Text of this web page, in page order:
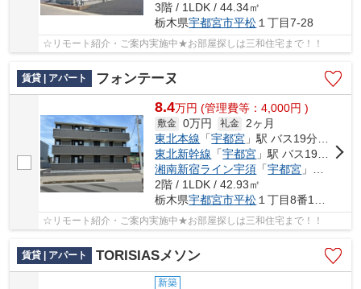
3階 / 1LDK / 44.34㎡
栃木県宇都宮市平松１丁目7-28
☆リモート紹介・ご案内実施中★お部屋探しは三和住宅まで！！
賃貸 | アパート フォンテーヌ
8.4万円 (管理費等：4,000円 )
敷金 0万円 礼金
2ヶ月
東北本線 「宇都宮 」駅 バス19分 「平松本町公民館」 停歩8分
東北新幹線 「宇都宮 」駅 バス19分 「平松本町公民館」 停歩8分
湘南新宿ライン宇須 「宇都宮 」駅 バス19分 「平松本町公民館」 停歩8分
2階 / 1LDK / 42.93㎡
栃木県宇都宮市平松 １丁目8番14号
☆リモート紹介・ご案内実施中★お部屋探しは三和住宅まで！！
賃貸 | アパート TORISIASメソン
新築